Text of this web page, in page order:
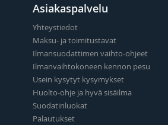
Asiakaspalvelu
Yhteystiedot
Maksu- ja toimitustavat
Ilmansuodattimen vaihto-ohjeet
Ilmanvaihtokoneen kennon pesu
Usein kysytyt kysymykset
Huolto-ohje ja hyvä sisäilma
Suodatinluokat
Palautukset